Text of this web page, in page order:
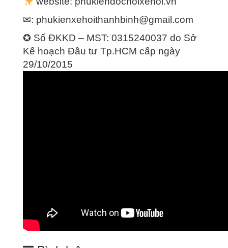
✉: phukienxehoithanhbinh@gmail.com
✪ Số ĐKKD – MST: 0315240037 do Sở
Kế hoạch Đầu tư Tp.HCM cấp ngày
29/10/2015